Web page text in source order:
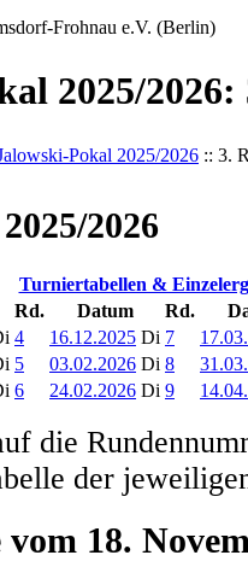
Frohnau e.V. (Berlin)
2025/2026:
Pokal 2025/2026 :: 3.
2026
Turniertabellen &
Rd. Datum Rd.
4 16.12.2025 Di 7
5 03.02.2026 Di 8
6 24.02.2026 Di 9
die
der
18.